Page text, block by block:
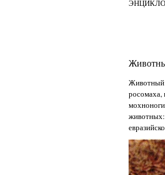
Животный
росомаха,
животных: